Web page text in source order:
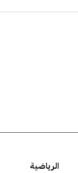
الرياضية